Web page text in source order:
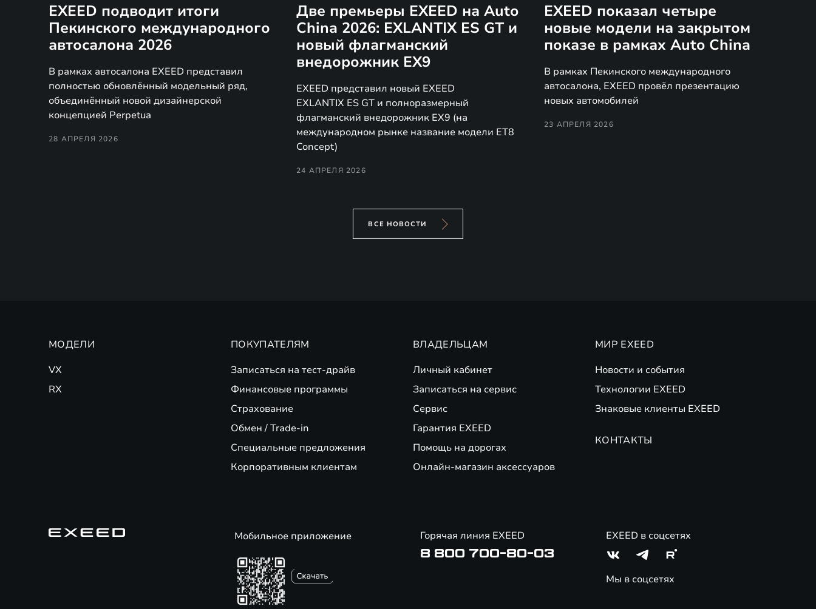
EXEED подводит итоги
Пекинского международного
автосалона 2026
В рамках автосалона EXEED представил
полностью обновлённый модельный ряд,
объединённый новой дизайнерской
концепцией Perpetua
28 АПРЕЛЯ 2026
Две премьеры EXEED на Auto
China 2026: EXLANTIX ES GT и
новый флагманский
внедорожник EX9
EXEED представил новый EXEED
EXLANTIX ES GT и полноразмерный
флагманский внедорожник EX9 (на
международном рынке название модели ET8
Concept)
24 АПРЕЛЯ 2026
EXEED показал четыре
новые модели на закрытом
показе в рамках Auto China
В рамках Пекинского международного
автосалона, EXEED провёл презентацию
новых автомобилей
23 АПРЕЛЯ 2026
ВСЕ НОВОСТИ
МОДЕЛИ
VX
RX
ПОКУПАТЕЛЯМ
Записаться на тест-драйв
Финансовые программы
Страхование
Обмен / Trade-in
Специальные предложения
Корпоративным клиентам
ВЛАДЕЛЬЦАМ
Личный кабинет
Записаться на сервис
Сервис
Гарантия EXEED
Помощь на дорогах
Онлайн-магазин аксессуаров
МИР EXEED
Новости и события
Технологии EXEED
Знаковые клиенты EXEED
КОНТАКТЫ
Мобильное приложение Горячая линия EXEED
8 800 700-80-03
EXEED в соцсетях
Мы в соцсетях